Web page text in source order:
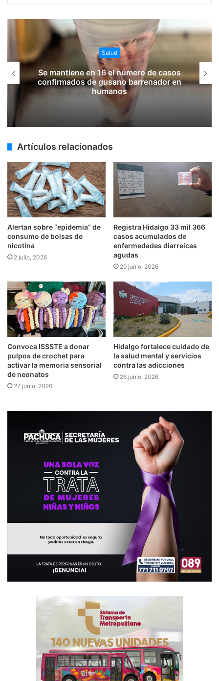
Salud
Se mantiene en 16 el número de casos
confirmados de gusano barrenador en
humanos
Artículos relacionados
Alertan sobre “epidemia” de
consumo de bolsas de
nicotina
2 julio, 2026
Registra Hidalgo 33 mil 366
casos acumulados de
enfermedades diarreicas
agudas
29 junio, 2026
Convoca ISSSTE a donar
pulpos de crochet para
activar la memoria sensorial
de neonatos
27 junio, 2026
Hidalgo fortalece cuidado de
la salud mental y servicios
contra las adicciones
26 junio, 2026